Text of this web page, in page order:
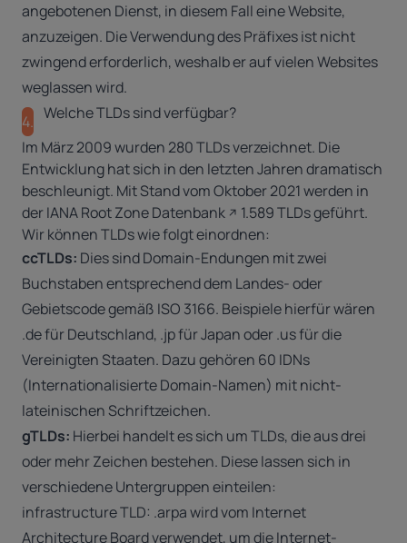
angebotenen Dienst, in diesem Fall eine Website,
anzuzeigen. Die Verwendung des Präfixes ist nicht
zwingend erforderlich, weshalb er auf vielen Websites
weglassen wird.
4. Welche TLDs sind verfügbar?
Im März 2009 wurden 280 TLDs verzeichnet. Die
Entwicklung hat sich in den letzten Jahren dramatisch
beschleunigt. Mit Stand vom Oktober 2021 werden in
derIANA Root Zone Datenbank
1.589 TLDs geführt.
Wir können TLDs wie folgt einordnen:
ccTLDs: Dies sind Domain-Endungen mit zwei
Buchstaben entsprechend dem Landes- oder
Gebietscode gemäß ISO 3166. Beispiele hierfür wären
.de für Deutschland, .jp für Japan oder .us für die
Vereinigten Staaten. Dazu gehören 60 IDNs
(Internationalisierte Domain-Namen) mit nicht-
lateinischen Schriftzeichen.
gTLDs: Hierbei handelt es sich um TLDs, die aus drei
oder mehr Zeichen bestehen. Diese lassen sich in
verschiedene Untergruppen einteilen:
infrastructure TLD: .arpawird vom Internet
Architecture Board verwendet, um die Internet-